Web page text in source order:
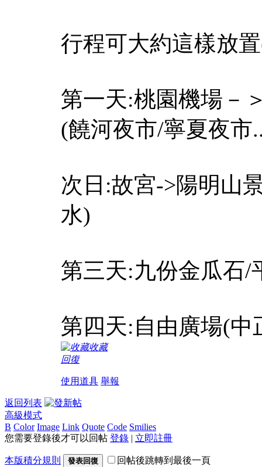
行程可大約這樣放
第一天:桃園機場－
(饒河夜市/寧夏夜市
次日:故宮->陽明山
水)
第三天:九份金瓜石/
第四天:自由廣場(中
收藏
回復
使用道具 舉報
返回列表
高級模式
B Color Image Link Quote Code Smilies
您需要登錄後才可以回帖 登錄 | 立即註冊
本版積分規則 發表回復 回帖後跳轉到最後一頁